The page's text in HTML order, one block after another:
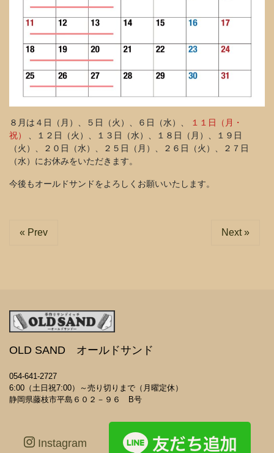
８月は４日（月）、５日（火）、６日（水）、
１１日（月・
祝）
、１２日（火）、１３日（水）、１８日（月）、１９日
（火）、２０日（水）、２５日（月）、２６日（火）、２７日
（水）にお休みをいただきます。
今後もオールドサンドをよろしくお願いいたします。
« Prev Next »
OLD SAND オールドサンド
054-641-2727
6:00（土日祝7:00）～売り切りまで（月曜定休）
静岡県藤枝市平島６０２－９６ B号
Instagram